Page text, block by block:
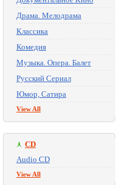
Драма. Мелодрама
Классика
Комедия
Музыка. Опера. Балет
Русский Сериал
Юмор, Сатира
View All
CD
Audio CD
View All